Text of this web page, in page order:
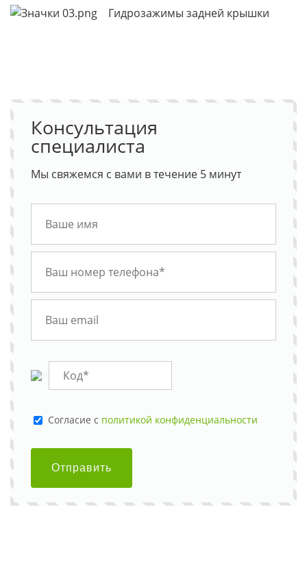
Гидрозажимы задней крышки
Консультация
специалиста
Мы свяжемся с вами в течение 5 минут
Cогласие с политикой конфиденциальности
Отправить